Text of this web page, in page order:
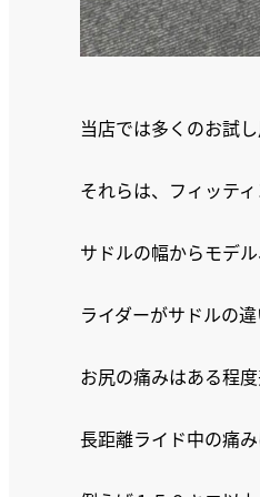
当店では多くのお試
それらは、フィッテ
サドルの幅からモデ
ライダーがサドルの
お尻の痛みはある程
長距離ライド中の痛